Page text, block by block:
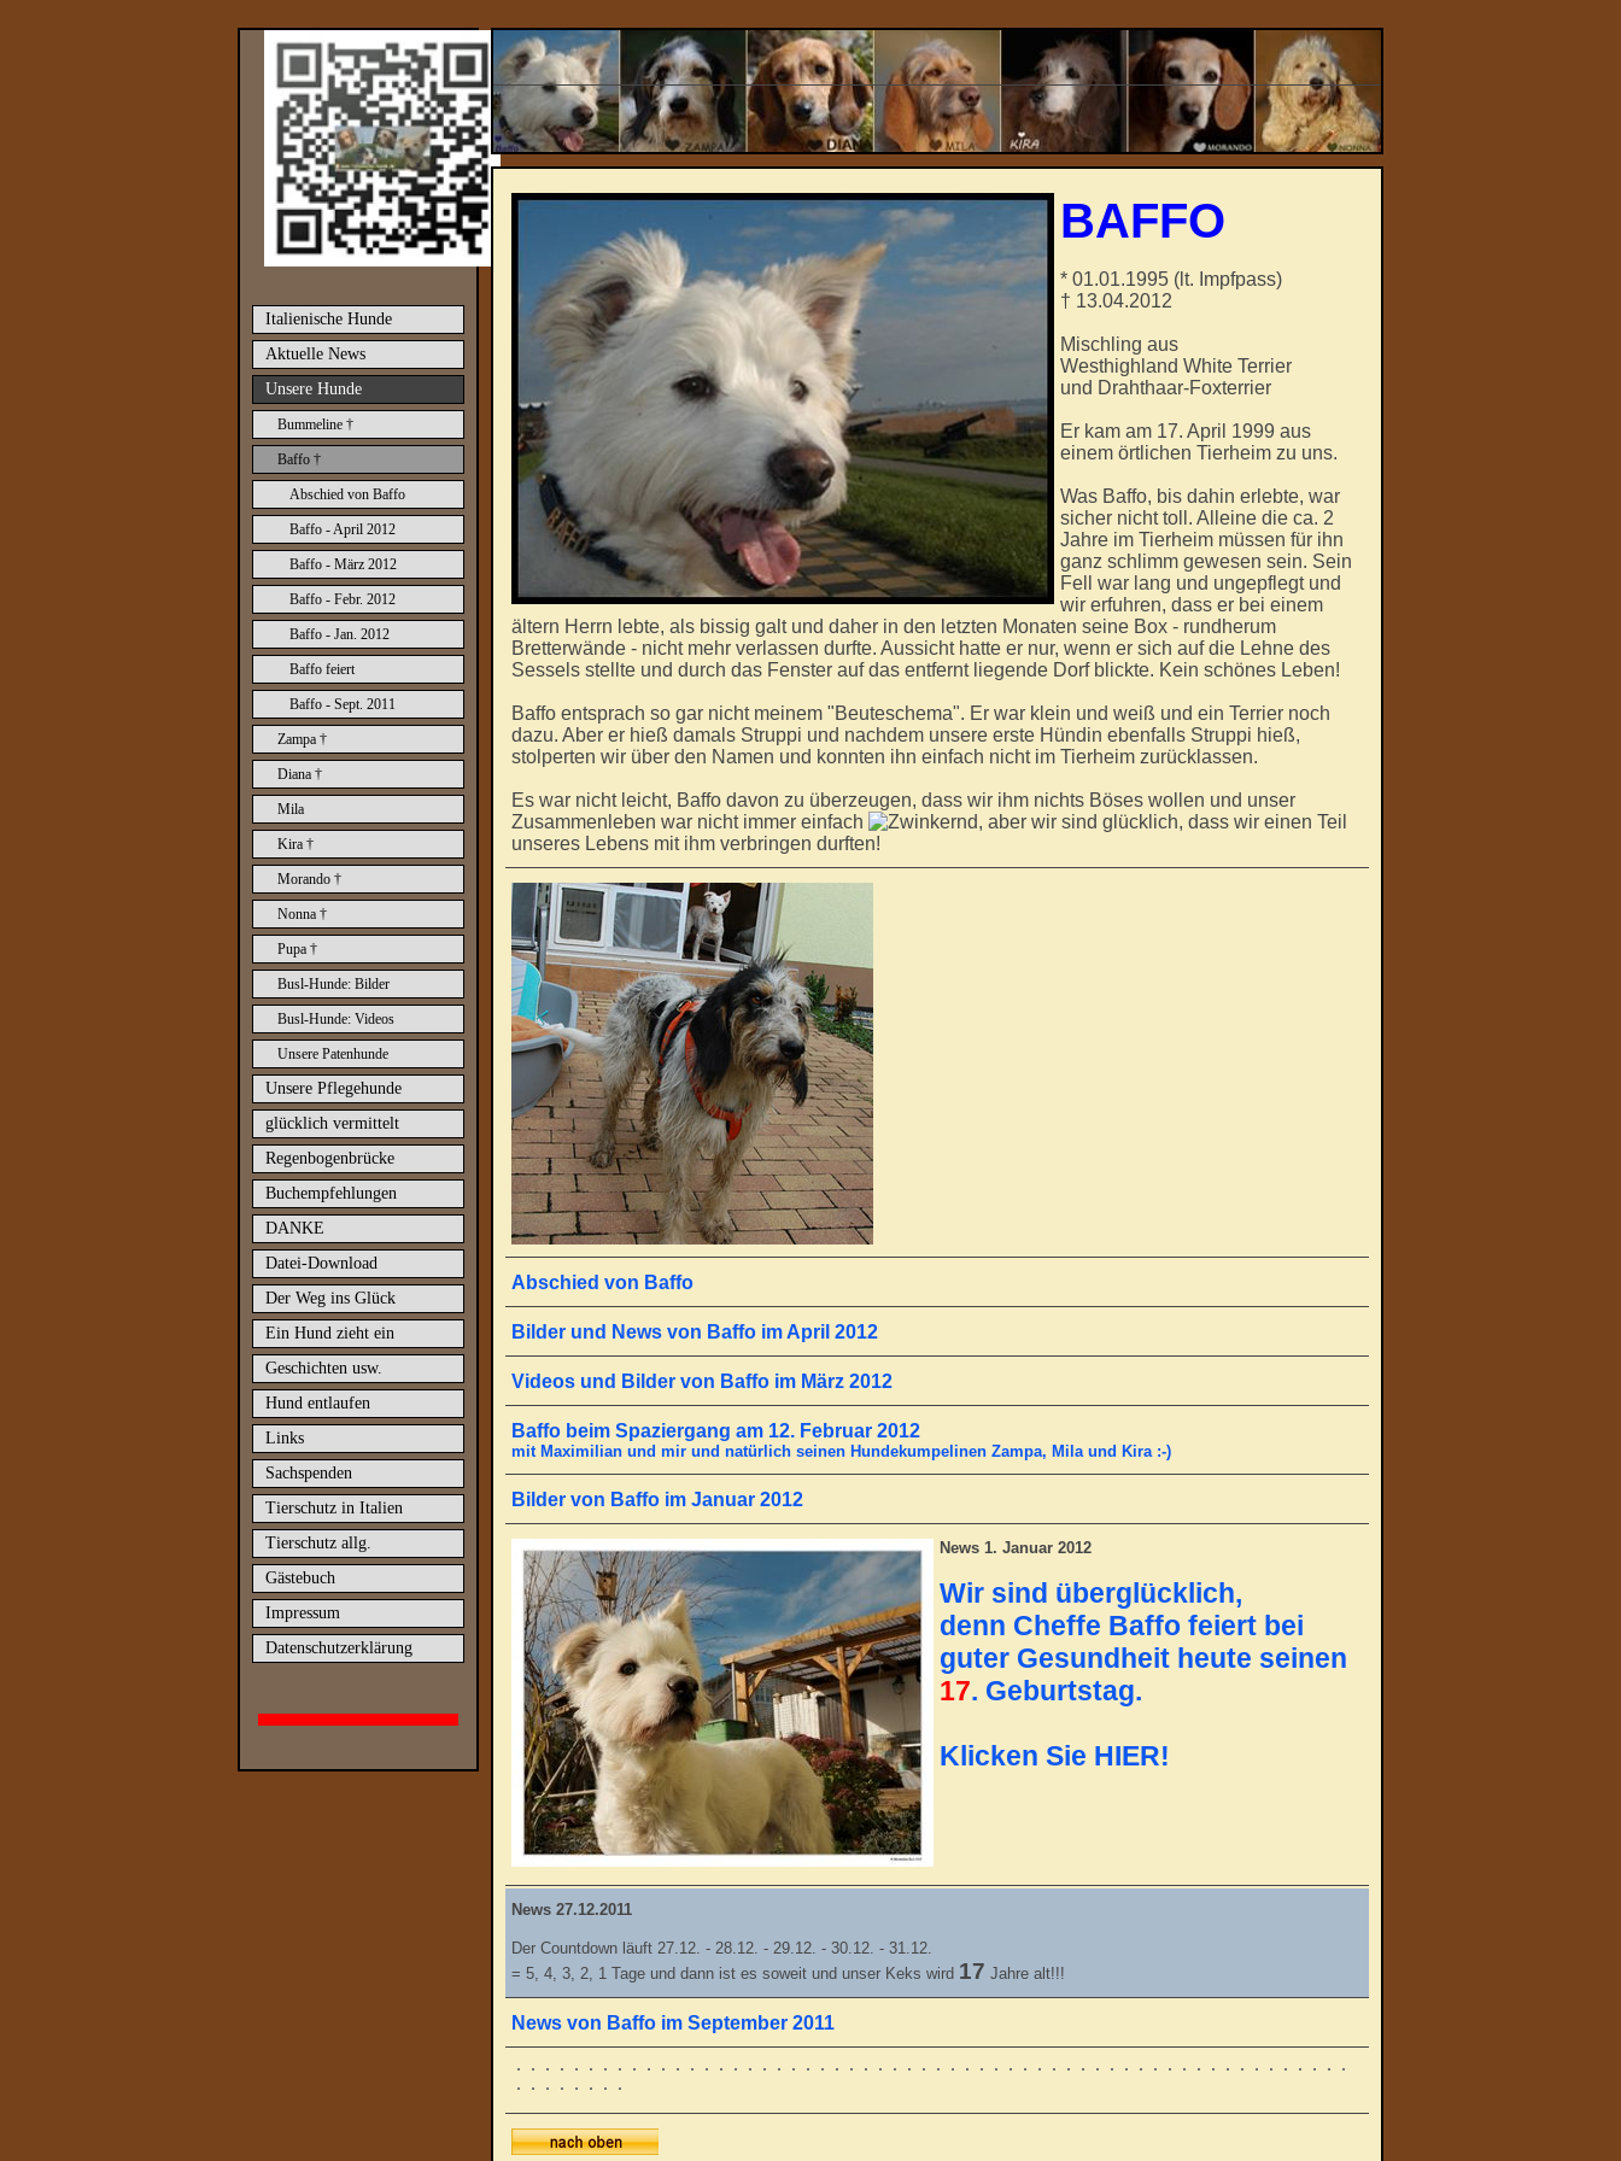
Italienische Hunde
Aktuelle News
Unsere Hunde
Bummeline †
Baffo †
Abschied von Baffo
Baffo - April 2012
Baffo - März 2012
Baffo - Febr. 2012
Baffo - Jan. 2012
Baffo feiert
Baffo - Sept. 2011
Zampa †
Diana †
Mila
Kira †
Morando †
Nonna †
Pupa †
Busl-Hunde: Bilder
Busl-Hunde: Videos
Unsere Patenhunde
Unsere Pflegehunde
glücklich vermittelt
Regenbogenbrücke
Buchempfehlungen
DANKE
Datei-Download
Der Weg ins Glück
Ein Hund zieht ein
Geschichten usw.
Hund entlaufen
Links
Sachspenden
Tierschutz in Italien
Tierschutz allg.
Gästebuch
Impressum
Datenschutzerklärung
BAFFO
* 01.01.1995 (lt. Impfpass)
† 13.04.2012
Mischling aus
Westhighland White Terrier
und Drahthaar-Foxterrier
Er kam am 17. April 1999 aus
einem örtlichen Tierheim zu uns.
Was Baffo, bis dahin erlebte, war
sicher nicht toll. Alleine die ca. 2
Jahre im Tierheim müssen für ihn
ganz schlimm gewesen sein. Sein
Fell war lang und ungepflegt und
wir erfuhren, dass er bei einem
ältern Herrn lebte, als bissig galt und daher in den letzten Monaten seine Box - rundherum
Bretterwände - nicht mehr verlassen durfte. Aussicht hatte er nur, wenn er sich auf die Lehne des
Sessels stellte und durch das Fenster auf das entfernt liegende Dorf blickte. Kein schönes Leben!
Baffo entsprach so gar nicht meinem "Beuteschema". Er war klein und weiß und ein Terrier noch
dazu. Aber er hieß damals Struppi und nachdem unsere erste Hündin ebenfalls Struppi hieß,
stolperten wir über den Namen und konnten ihn einfach nicht im Tierheim zurücklassen.
Es war nicht leicht, Baffo davon zu überzeugen, dass wir ihm nichts Böses wollen und unser
Zusammenleben war nicht immer einfach
, aber wir sind glücklich, dass wir einen Teil
unseres Lebens mit ihm verbringen durften!
Abschied von Baffo
Bilder und News von Baffo im April 2012
Videos und Bilder von Baffo im März 2012
Baffo beim Spaziergang am 12. Februar 2012
mit Maximilian und mir und natürlich seinen Hundekumpelinen Zampa, Mila und Kira :-)
Bilder von Baffo im Januar 2012
News 1. Januar 2012
Wir sind überglücklich,
denn Cheffe Baffo feiert bei
guter Gesundheit heute seinen
17. Geburtstag.
Klicken Sie HIER!
News 27.12.2011
Der Countdown läuft 27.12. - 28.12. - 29.12. - 30.12. - 31.12.
= 5, 4, 3, 2, 1 Tage und dann ist es soweit und unser Keks wird 17 Jahre alt!!!
News von Baffo im September 2011